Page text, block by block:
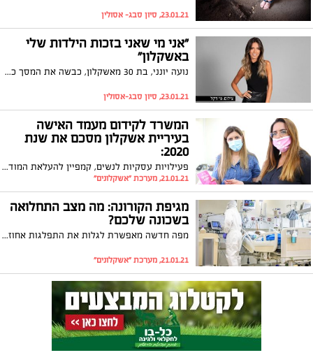
23.01.21, סיון סבג- אסולין
"אני מי שאני בזכות הילדות שלי
באשקלון"
נועה יונני, בת 30 מאשקלון, כבשה את המסך כשחיפשה אהבה בתוכנית ריאליטי חדשה בערוץ 13. עכשיו היא משתפת את המסע שלה בריאיון ל"אשקלונים" מרגע החשיפה. על התגייסותה למען המאבק באלימות נגד נשים, על התמיכה החמה מהבית, על האהבה לעיר אשקלון ולמה היא לא פוסלת השתתפות בעוד תכנית ריאליטי
23.01.21, סיון סבג-אסולין
המשרד לקידום מעמד האישה
בעיריית אשקלון מסכם את שנת
2020:
פעילויות עסקיות לנשים, קמפיין להעלאת המודעות לסרטן השד וייעוץ במגוון נושאים; פרויקט הדגל לשנה הקרובה: הרחבת פרויקט 'הגן השווה' לעידוד חשיבה מגדרית מהגיל הרך
21.01.21, מערכת "אשקלונים"
מגיפת הקורונה: מה מצב התחלואה
בשכונה שלכם?
מפה חדשה מאפשרת לגלות את התפלגות אחוזי התחלואה בקורונה באשקלון על פי שכונות. אילו שכונות נצבעו באדום ואילו שכונות מוגדרות כנקיות ביותר מהנגיף? התשובות בכתבה שלפניכם
21.01.21, מערכת "אשקלונים"